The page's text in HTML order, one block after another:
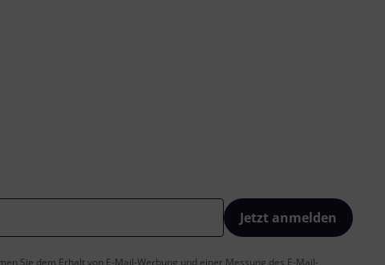
Jetzt anmelden
Sie dem Erhalt von E-Mail-Werbung und einer Messung des E-Mail-